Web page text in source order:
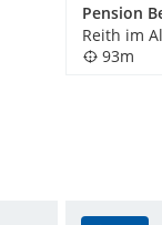
Pension
Reith im
93m